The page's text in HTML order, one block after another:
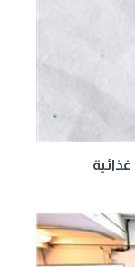
مواد غذائية